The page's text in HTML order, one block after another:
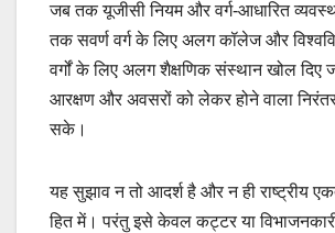
जब तक यूजीसी नियम और वर्ग-आधारित
तक सवर्ण वर्ग के लिए अलग कॉलेज और
वर्गों के लिए अलग शैक्षणिक संस्थान खोल दिए
आरक्षण और अवसरों को लेकर होने वाला निरंतर
सके।
यह सुझाव न तो आदर्श है और न ही राष्ट्रीय
हित में। परंतु इसे केवल कट्टर या